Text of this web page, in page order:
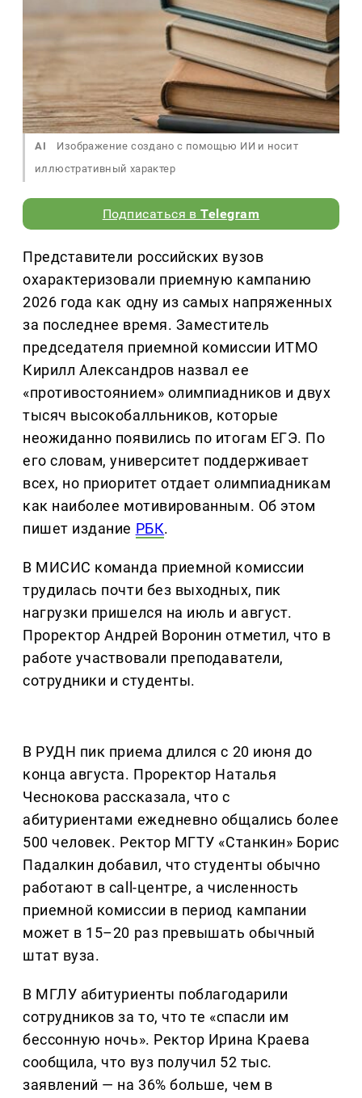
AI
Изображение создано с помощью ИИ и носит
иллюстративный характер
Подписаться вTelegram
Представители российских вузов
охарактеризовали приемную кампанию
2026 года как одну из самых напряженных
за последнее время. Заместитель
председателя приемной комиссии ИТМО
Кирилл Александров назвал ее
«противостоянием» олимпиадников и двух
тысяч высокобалльников, которые
неожиданно появились по итогам ЕГЭ. По
его словам, университет поддерживает
всех, но приоритет отдает олимпиадникам
как наиболее мотивированным. Об этом
пишет издание РБК.
В МИСИС команда приемной комиссии
трудилась почти без выходных, пик
нагрузки пришелся на июль и август.
Проректор Андрей Воронин отметил, что в
работе участвовали преподаватели,
сотрудники и студенты.
В РУДН пик приема длился с 20 июня до
конца августа. Проректор Наталья
Чеснокова рассказала, что с
абитуриентами ежедневно общались более
500 человек. Ректор МГТУ «Станкин» Борис
Падалкин добавил, что студенты обычно
работают в call-центре, а численность
приемной комиссии в период кампании
может в 15–20 раз превышать обычный
штат вуза.
В МГЛУ абитуриенты поблагодарили
сотрудников за то, что те «спасли им
бессонную ночь». Ректор Ирина Краева
сообщила, что вуз получил 52 тыс.
заявлений — на 36% больше, чем в